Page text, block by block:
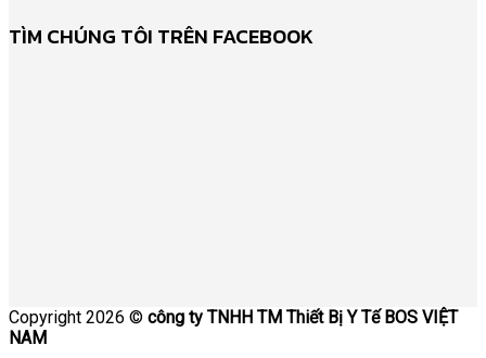
TÌM CHÚNG TÔI TRÊN FACEBOOK
Copyright 2026 © công ty TNHH TM Thiết Bị Y Tế BOS VIỆT
NAM